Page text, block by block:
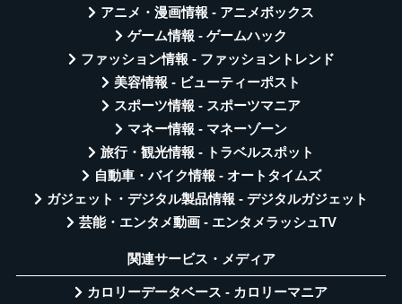
アニメ・漫画情報 - アニメボックス
ゲーム情報 - ゲームハック
ファッション情報 - ファッショントレンド
美容情報 - ビューティーポスト
スポーツ情報 - スポーツマニア
マネー情報 - マネーゾーン
旅行・観光情報 - トラベルスポット
自動車・バイク情報 - オートタイムズ
ガジェット・デジタル製品情報 - デジタルガジェット
芸能・エンタメ動画 - エンタメラッシュTV
関連サービス・メディア
カロリーデータベース - カロリーマニア